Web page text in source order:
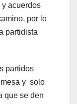
acuerdos
por lo
partidista
partidos
y solo
que se den